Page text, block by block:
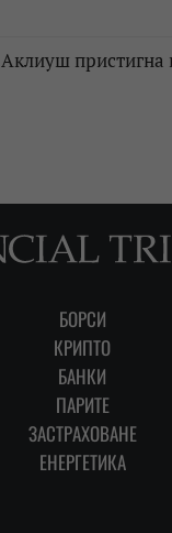
Аклиуш
БОРСИ
КРИПТО
БАНКИ
ПАРИТЕ
ЗАСТРАХОВАНЕ
ЕНЕРГЕТИКА